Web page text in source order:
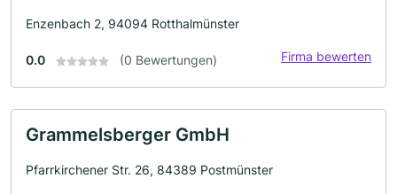
Enzenbach 2, 94094 Rotthalmünster
0.0 (0 Bewertungen) Firma bewerten
Grammelsberger GmbH
Pfarrkirchener Str. 26, 84389 Postmünster